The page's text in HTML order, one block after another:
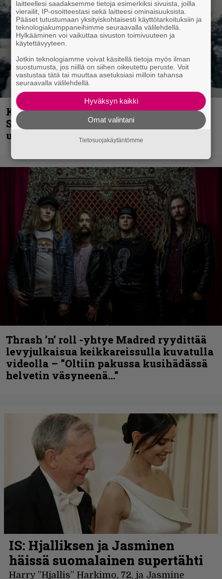
Kunnianosoitus hyiselle Pohjolalle –
Shining hyppäsi keskelle kinoksia
uudella videollaan
Thrash ’n’ roll -yhtye Madred ryydittää
levyjulkaisua keikkareissulla kuvatulla
videolla – ”Oltiin pakussa kusihädässä
helvetin väsyneenä…”
laitteellesi saadaksemme tietoja esimerkiksi sivuista, joilla
vierailit, IP-osoitteestasi sekä laitteesi ominaisuuksista.
Pääset tutustumaan yksityiskohtaisesti käyttötarkoituksiin ja
teknologiakumppaneihimme seuraavalla välilehdellä.
Hylkääminen voi vaikuttaa sivuston toimivuuteen ja
käytettävyyteen.
Jotkin teknologiamme voivat käsitellä tietoja myös ilman
suostumusta, jos niillä on siihen oikeutettu peruste. Voit
vastustaa tätä tai muuttaa asetuksiasi milloin tahansa
seuraavalla välilehdellä.
Hyväksyn kaikki
Omat valintani
Tietosuojakäytäntömme